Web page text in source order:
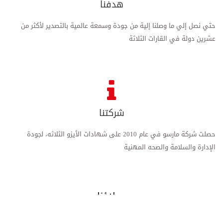
هدفنا
حتي نصل إلي ما وصلنا إلية من جودة وسمعة عالمية بالتصدير لأكثر من
عشرين دولة في القارات الثلاثة
شركتنا
حصلت شركة مارسو في عام 2010 على شهادات الأيزو الثلاثه، لجودة
الإدارة والسلامة والصحه المهنية
عملاؤنا